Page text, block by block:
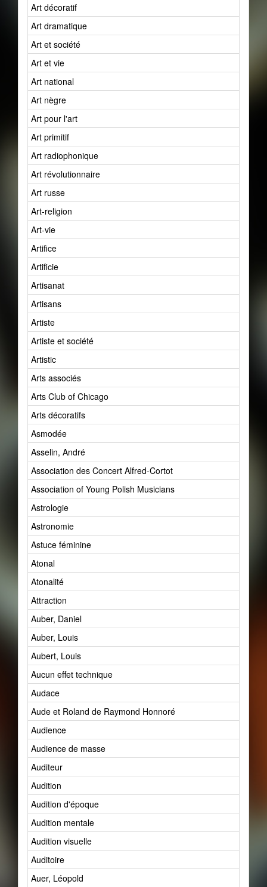
Art décoratif
Art dramatique
Art et société
Art et vie
Art national
Art nègre
Art pour l'art
Art primitif
Art radiophonique
Art révolutionnaire
Art russe
Art-religion
Art-vie
Artifice
Artificie
Artisanat
Artisans
Artiste
Artiste et société
Artistic
Arts associés
Arts Club of Chicago
Arts décoratifs
Asmodée
Asselin, André
Association des Concert Alfred-Cortot
Association of Young Polish Musicians
Astrologie
Astronomie
Astuce féminine
Atonal
Atonalité
Attraction
Auber, Daniel
Auber, Louis
Aubert, Louis
Aucun effet technique
Audace
Aude et Roland de Raymond Honnoré
Audience
Audience de masse
Auditeur
Audition
Audition d'époque
Audition mentale
Audition visuelle
Auditoire
Auer, Léopold